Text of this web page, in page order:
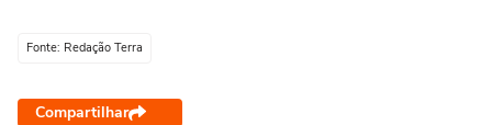
Fonte: Redação Terra
Compartilhar